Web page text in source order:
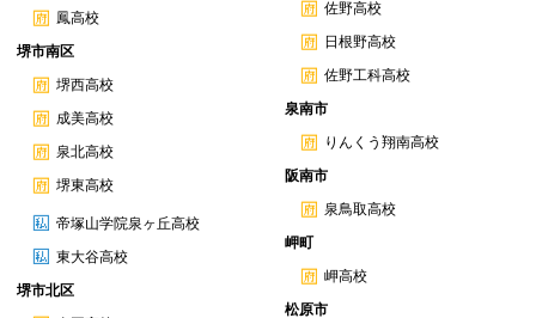
鳳高校
堺市南区
堺西高校
成美高校
泉北高校
堺東高校
帝塚山学院泉ヶ丘高校
東大谷高校
堺市北区
佐野高校
日根野高校
佐野工科高校
泉南市
りんくう翔南高校
阪南市
泉鳥取高校
岬町
岬高校
松原市